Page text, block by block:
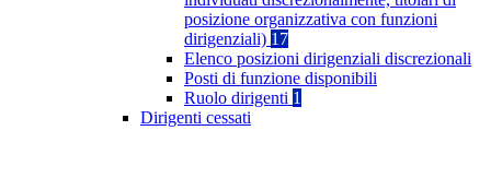
posizione organizzativa con funzioni
dirigenziali) 17
Elenco posizioni dirigenziali discrezionali
Posti di funzione disponibili
Ruolo dirigenti 1
Dirigenti cessati